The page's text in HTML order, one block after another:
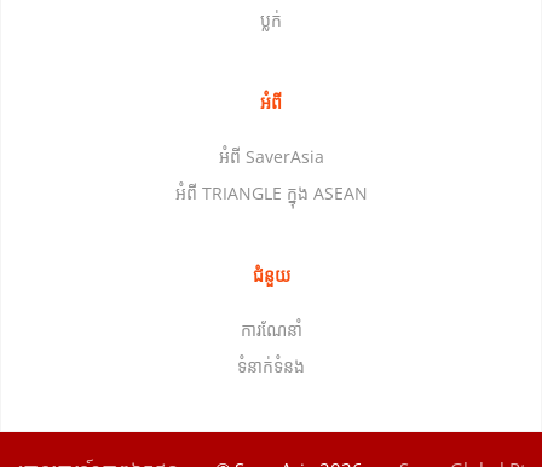
ប្លក់
អំពី
អំពី SaverAsia
អំពី TRIANGLE ក្នុង ASEAN
ជំនួយ
ការណែនាំ
ទំនាក់ទំនង